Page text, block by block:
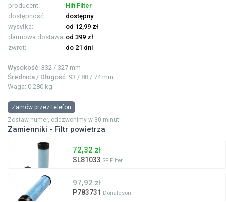
producent:
Hifi Filter
dostępność:
dostępny
wysyłka:
od 12,99 zł
darmowa dostawa: od 399 zł
zwrot:
do 21 dni
Wysokość: 332 / 327 mm
Średnica / Długość: 93 / 88 / 74 mm
Waga: 0.280 kg
Zamów przez telefon
Zostaw numer, oddzwonimy w 30 minut!
Zamienniki - Filtr powietrza
72,32 zł
SL81033 SF Filter
97,92 zł
P783731 Donaldson